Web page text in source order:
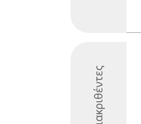
Διακριθέντες